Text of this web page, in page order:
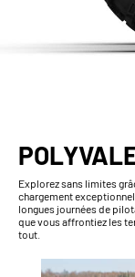
Explorez sans limites
chargement
longues journées de
que vous affrontiez les
tout.